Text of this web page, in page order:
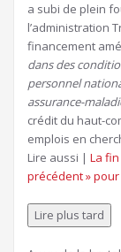
a subi de plein
l’administration
financement
dans des
personnel
assurance-
crédit du haut-
emplois en
Lire aussi | Article
nos
La
précédent »
Lire plus tard